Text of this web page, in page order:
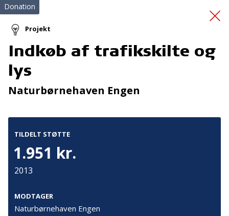
Donation
Projekt
Indkøb af trafikskilte og
lys
Naturbørnehaven Engen
TILDELT STØTTE
1.951 kr.
2013
MODTAGER
Naturbørnehaven Engen
Tilmeld nyhedsbrev
De seneste nyheder om TrygFondens og TryghedsGruppens
Tilmeld